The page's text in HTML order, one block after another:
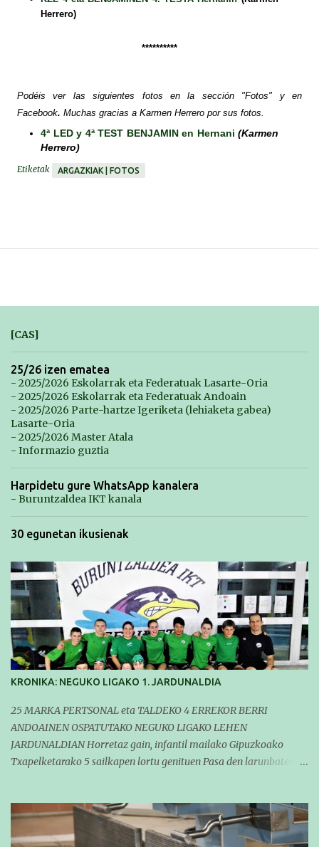
Herrero)
**********
Podéis ver las siguientes fotos en la sección "Fotos" y en
Facebook. Muchas gracias a Karmen Herrero por sus fotos.
4ª LED y 4ª TEST BENJAMIN en Hernani (Karmen
Herrero)
Etiketak ARGAZKIAK | FOTOS
[CAS]
25/26 izen ematea
- 2025/2026 Eskolarrak eta Federatuak Lasarte-Oria
- 2025/2026 Eskolarrak eta Federatuak Andoain
- 2025/2026 Parte-hartze Igeriketa (lehiaketa gabea)
Lasarte-Oria
- 2025/2026 Master Atala
- Informazio guztia
Harpidetu gure WhatsApp kanalera
- Buruntzaldea IKT kanala
30 egunetan ikusienak
KRONIKA: NEGUKO LIGAKO 1. JARDUNALDIA
25 MARKA PERTSONAL eta TALDEKO 4 ERREKOR BERRI
ANDOAINEN OSPATUTAKO NEGUKO LIGAKO LEHEN
JARDUNALDIAN Horretaz gain, infantil mailako Gipuzkoako
Txapelketarako 5 sailkapen lortu genituen Pasa den larunbatean
hartzen. Bertan gure taldeko 16 igerilari aritu ziren. Denboraldiari
hasera ona eman zioten gue taldekideek. Ohikoa den bezela, garai